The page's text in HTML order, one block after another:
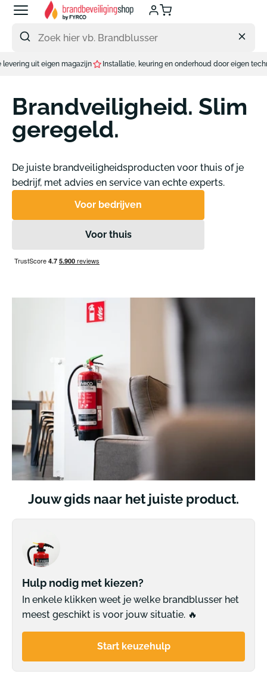
Meteen
naar
content
Installatie, keuring en onderhoud door eigen techniekers.
Brandveiligheid. Slim
geregeld.
De juiste brandveiligheidsproducten voor thuis of je
bedrijf, met advies en service van echte experts.
Voor bedrijven
Voor thuis
Jouw gids naar het juiste product.
Hulp nodig met kiezen?
In enkele klikken weet je welke brandblusser het
meest geschikt is voor jouw situatie. 🔥
Start keuzehulp